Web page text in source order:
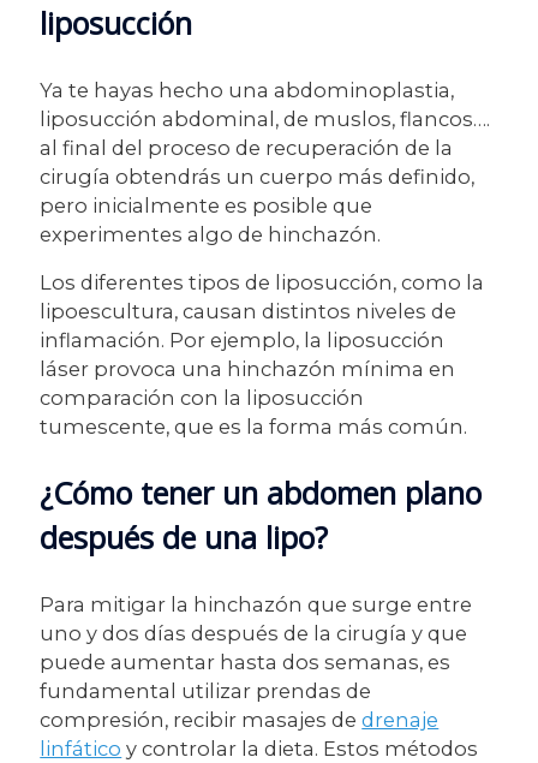
liposucción
Ya te hayas hecho una abdominoplastia,
liposucción abdominal, de muslos, flancos….
al final del proceso de recuperación de la
cirugía obtendrás un cuerpo más definido,
pero inicialmente es posible que
experimentes algo de hinchazón.
Los diferentes tipos de liposucción, como la
lipoescultura, causan distintos niveles de
inflamación. Por ejemplo, la liposucción
láser provoca una hinchazón mínima en
comparación con la liposucción
tumescente, que es la forma más común.
¿Cómo tener un abdomen plano
después de una lipo?
Para mitigar la hinchazón que surge entre
uno y dos días después de la cirugía y que
puede aumentar hasta dos semanas, es
fundamental utilizar prendas de
compresión, recibir masajes dedrenaje
linfático y controlar la dieta. Estos métodos